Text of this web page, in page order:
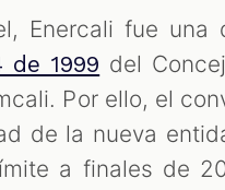
Enercali fue una
de 1999 del
Por ello, el
de la nueva
a finales de